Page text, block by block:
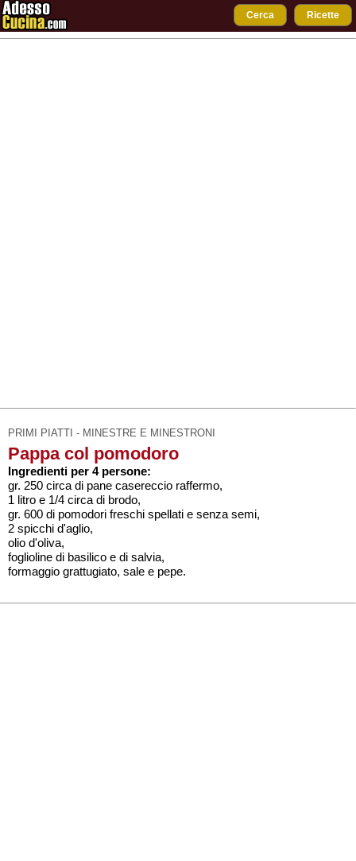
Cerca Ricette
PRIMI PIATTI - MINESTRE E MINESTRONI
Pappa col pomodoro
Ingredienti per 4 persone:
gr. 250 circa di pane casereccio raffermo,
1 litro e 1/4 circa di brodo,
gr. 600 di pomodori freschi spellati e senza semi,
2 spicchi d'aglio,
olio d'oliva,
foglioline di basilico e di salvia,
formaggio grattugiato, sale e pepe.